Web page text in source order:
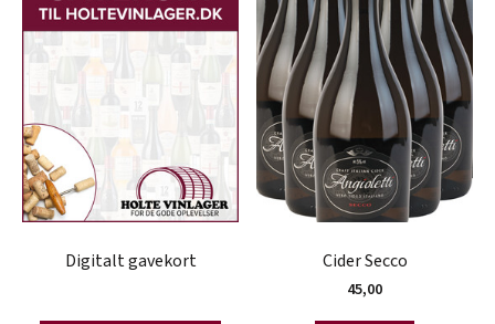
Digitalt gavekort Cider Secco
45,00